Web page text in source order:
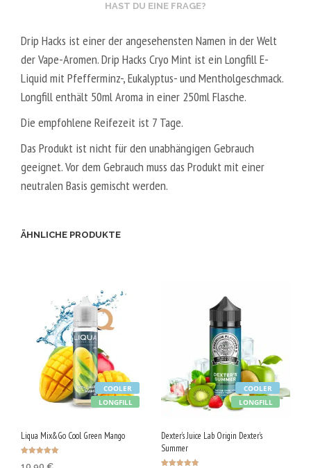
HAST DU EINE FRAGE?
Drip Hacks ist einer der angesehensten Namen in der Welt
der Vape-Aromen. Drip Hacks Cryo Mint ist ein Longfill E-
Liquid mit Pfefferminz-, Eukalyptus- und Mentholgeschmack.
Longfill enthält 50ml Aroma in einer 250ml Flasche.
Die empfohlene Reifezeit ist 7 Tage.
Das Produkt ist nicht für den unabhängigen Gebrauch
geeignet. Vor dem Gebrauch muss das Produkt mit einer
neutralen Basis gemischt werden.
ÄHNLICHE PRODUKTE
LONGFILL
COOLER
Liqua Mix&Go Cool Green Mango
LONGFILL
COOLER
Dexter’s Juice Lab Origin Dexter’s
Summer